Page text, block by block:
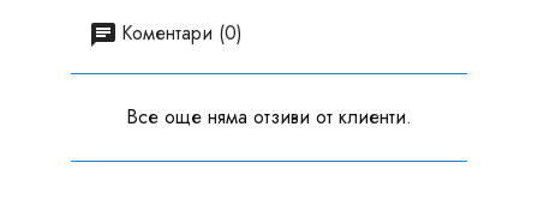
Коментари (0)
Все още няма отзиви от клиенти.